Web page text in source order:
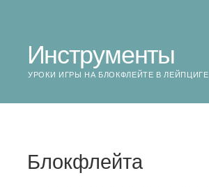
Инструменты
УРОКИ ИГРЫ НА БЛОКФЛЕЙТЕ В ЛЕЙПЦИГЕ
Блокфлейта